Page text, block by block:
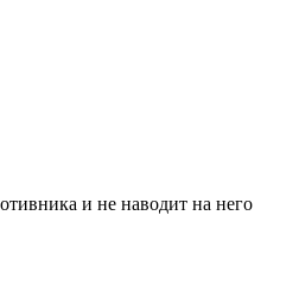
и не наводит на него